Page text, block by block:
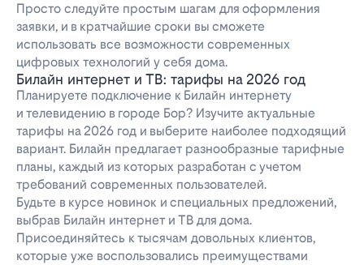
Просто следуйте простым шагам для оформления
заявки, и в кратчайшие сроки вы сможете
использовать все возможности современных
цифровых технологий у себя дома.
Билайн интернет и ТВ: тарифы на 2026 год
Планируете подключение к Билайн интернету
и телевидению в городе Бор? Изучите актуальные
тарифы на 2026 год и выберите наиболее подходящий
вариант. Билайн предлагает разнообразные тарифные
планы, каждый из которых разработан с учетом
требований современных пользователей.
Будьте в курсе новинок и специальных предложений,
выбрав Билайн интернет и ТВ для дома.
Присоединяйтесь к тысячам довольных клиентов,
которые уже воспользовались преимуществами